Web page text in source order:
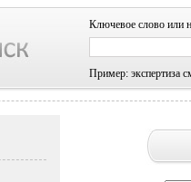
Ключевое слово или
Пример: экспертиза